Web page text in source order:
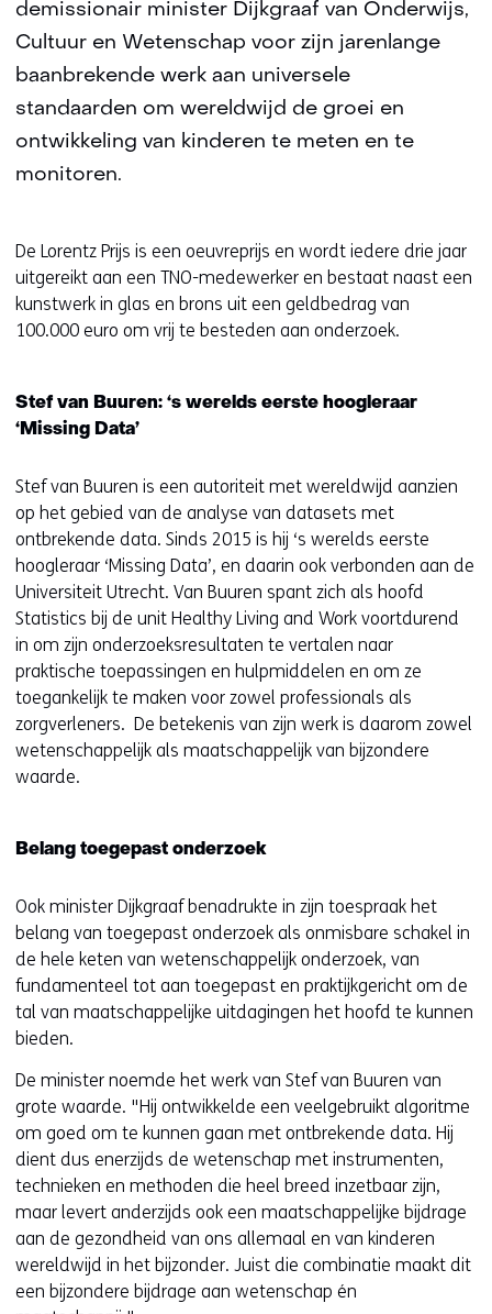
demissionair minister Dijkgraaf van Onderwijs,
Cultuur en Wetenschap voor zijn jarenlange
baanbrekende werk aan universele
standaarden om wereldwijd de groei en
ontwikkeling van kinderen te meten en te
monitoren.
De Lorentz Prijs is een oeuvreprijs en wordt iedere drie jaar
uitgereikt aan een TNO-medewerker en bestaat naast een
kunstwerk in glas en brons uit een geldbedrag van
100.000 euro om vrij te besteden aan onderzoek.
Stef van Buuren: ‘s werelds eerste hoogleraar
‘Missing Data’
Stef van Buuren is een autoriteit met wereldwijd aanzien
op het gebied van de analyse van datasets met
ontbrekende data. Sinds 2015 is hij ‘s werelds eerste
hoogleraar ‘Missing Data’, en daarin ook verbonden aan de
Universiteit Utrecht. Van Buuren spant zich als hoofd
Statistics bij de unit Healthy Living and Work voortdurend
in om zijn onderzoeksresultaten te vertalen naar
praktische toepassingen en hulpmiddelen en om ze
toegankelijk te maken voor zowel professionals als
zorgverleners. De betekenis van zijn werk is daarom zowel
wetenschappelijk als maatschappelijk van bijzondere
waarde.
Belang toegepast onderzoek
Ook minister Dijkgraaf benadrukte in zijn toespraak het
belang van toegepast onderzoek als onmisbare schakel in
de hele keten van wetenschappelijk onderzoek, van
fundamenteel tot aan toegepast en praktijkgericht om de
tal van maatschappelijke uitdagingen het hoofd te kunnen
bieden.
De minister noemde het werk van Stef van Buuren van
grote waarde. "Hij ontwikkelde een veelgebruikt algoritme
om goed om te kunnen gaan met ontbrekende data. Hij
dient dus enerzijds de wetenschap met instrumenten,
technieken en methoden die heel breed inzetbaar zijn,
maar levert anderzijds ook een maatschappelijke bijdrage
aan de gezondheid van ons allemaal en van kinderen
wereldwijd in het bijzonder. Juist die combinatie maakt dit
een bijzondere bijdrage aan wetenschap én